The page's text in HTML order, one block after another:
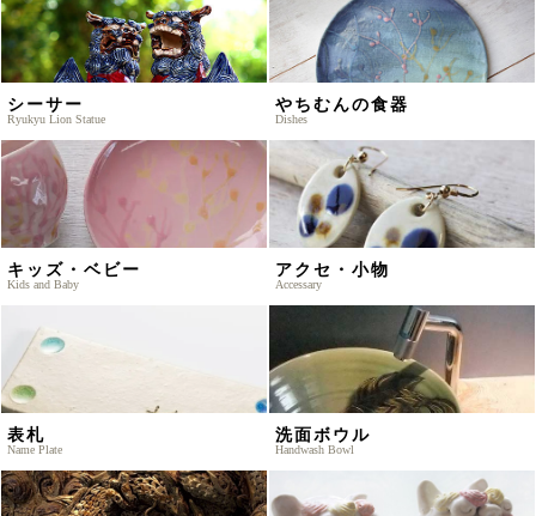
シーサー
Ryukyu Lion Statue
やちむんの食器
Dishes
キッズ・ベビー
Kids and Baby
アクセ・小物
Accessary
表札
Name Plate
洗面ボウル
Handwash Bowl